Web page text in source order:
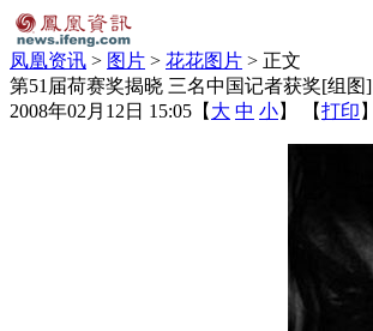
凤凰资讯 > 图片 > 花花图片 > 正文
第51届荷赛奖揭晓 三名中国记者获奖[组图]
2008年02月12日 15:05 【 大 中 小】 【打印 】